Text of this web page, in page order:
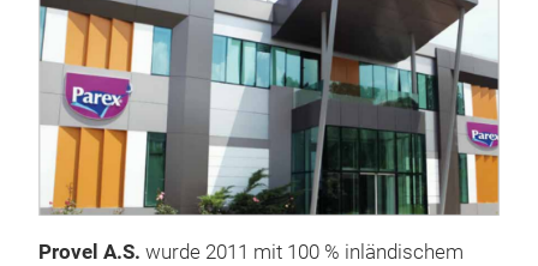
Provel A.S. wurde 2011 mit 100 % inländischem